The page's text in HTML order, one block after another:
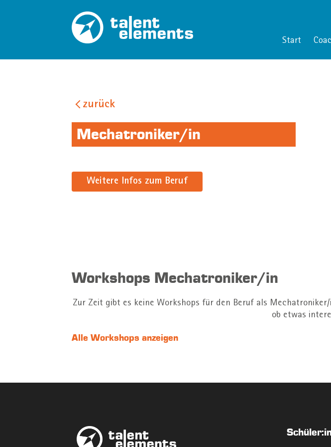
Start
zurück
Mechatroniker/in
Weitere Infos zum Beruf
Workshops Mechatroniker/in
Zur Zeit gibt es keine Workshops für den Beruf als
ob etwas
Alle Workshops anzeigen